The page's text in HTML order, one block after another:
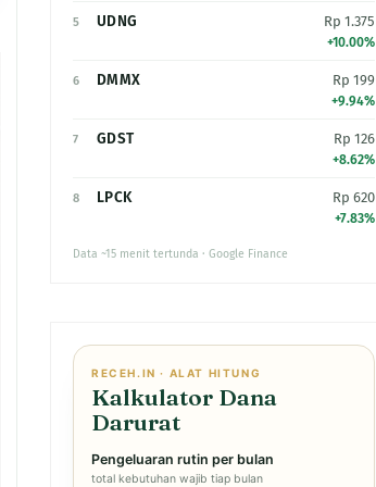
5 UDNG Rp 1.375
+10.00%
6 DMMX Rp 199
+9.94%
7 GDST Rp 126
+8.62%
8 LPCK Rp 620
+7.83%
Data ~15 menit tertunda · Google Finance
RECEH.IN · ALAT HITUNG
Kalkulator Dana
Darurat
Pengeluaran rutin per bulan
total kebutuhan wajib tiap bulan